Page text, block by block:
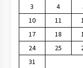
3
4
10
11
17
18
24
25
31